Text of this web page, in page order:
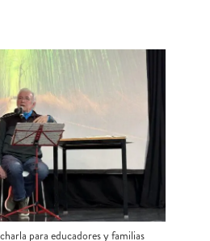
para educadores y familias